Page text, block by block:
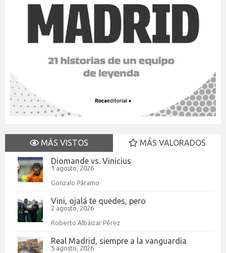
MÁS VISTOS
MÁS VALORADOS
Diomande vs. Vinícius
1 agosto, 2026
Gonzalo Páramo
Vini, ojalá te quedes, pero
2 agosto, 2026
Roberto Albáizar Pérez
Real Madrid, siempre a la vanguardia
5 agosto, 2026